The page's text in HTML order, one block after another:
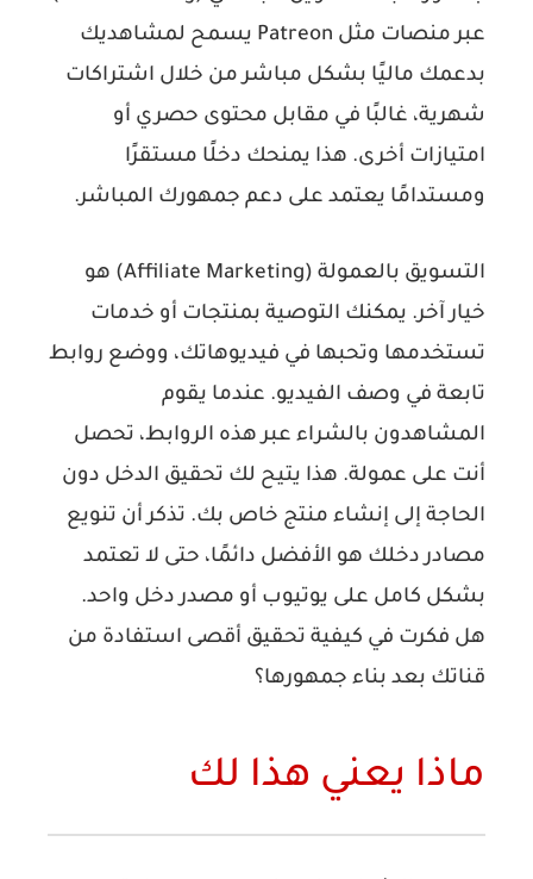
عبر منصات مثل Patreon يسمح لمشاهديك
بدعمك ماليًا بشكل مباشر من خلال اشتراكات
شهرية، غالبًا في مقابل محتوى حصري أو
امتيازات أخرى. هذا يمنحك دخلًا مستقرًا
ومستدامًا يعتمد على دعم جمهورك المباشر.
التسويق بالعمولة (Affiliate Marketing) هو
خيار آخر. يمكنك التوصية بمنتجات أو خدمات
تستخدمها وتحبها في فيديوهاتك، ووضع روابط
تابعة في وصف الفيديو. عندما يقوم
المشاهدون بالشراء عبر هذه الروابط، تحصل
أنت على عمولة. هذا يتيح لك تحقيق الدخل دون
الحاجة إلى إنشاء منتج خاص بك. تذكر أن تنويع
مصادر دخلك هو الأفضل دائمًا، حتى لا تعتمد
بشكل كامل على يوتيوب أو مصدر دخل واحد.
هل فكرت في كيفية تحقيق أقصى استفادة من
قناتك بعد بناء جمهورها؟
ماذا يعني هذا لك